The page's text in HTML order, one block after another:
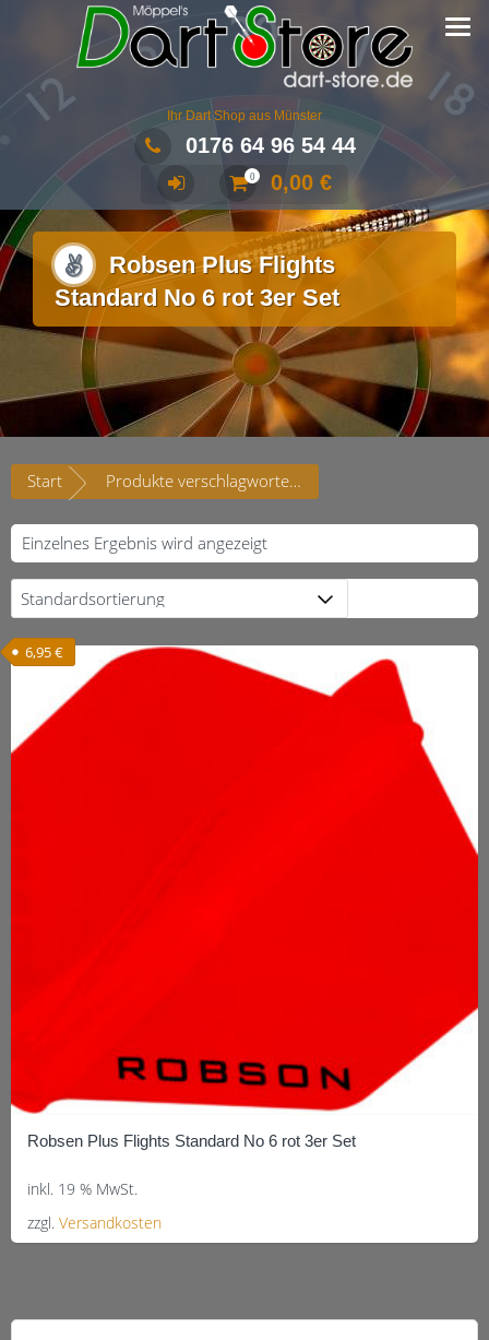
Ihr Dart Shop aus Münster
0176 64 96 54 44
0 0,00 €
Robsen Plus Flights
Standard No 6 rot 3er Set
Start Produkte verschlagwortet mit „Robsen Plus Flights Standard No 6 rot 3er Set“
Einzelnes Ergebnis wird angezeigt
Robsen Plus Flights Standard No 6 rot 3er Set
6,95€
inkl. 19 % MwSt.
zzgl. Versandkosten